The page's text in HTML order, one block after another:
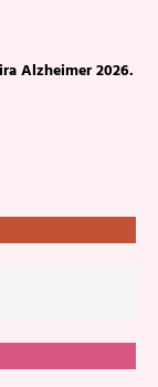
Alzheimer 2026.